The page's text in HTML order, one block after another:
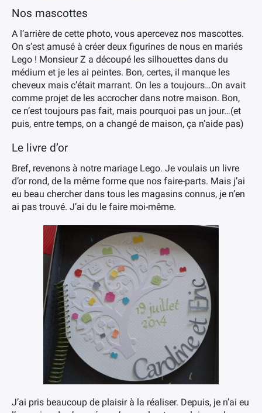
Nos mascottes
A l’arrière de cette photo, vous apercevez nos mascottes.
On s’est amusé à créer deux figurines de nous en mariés
Lego ! Monsieur Z a découpé les silhouettes dans du
médium et je les ai peintes. Bon, certes, il manque les
cheveux mais c’était marrant. On les a toujours…On avait
comme projet de les accrocher dans notre maison. Bon,
ce n’est toujours pas fait, mais pourquoi pas un jour…(et
puis, entre temps, on a changé de maison, ça n’aide pas)
Le livre d’or
Bref, revenons à notre mariage Lego. Je voulais un livre
d’or rond, de la même forme que nos faire-parts. Mais j’ai
eu beau chercher dans tous les magasins connus, je n’en
ai pas trouvé. J’ai du le faire moi-même.
J’ai pris beaucoup de plaisir à la réaliser. Depuis, je n’ai eu